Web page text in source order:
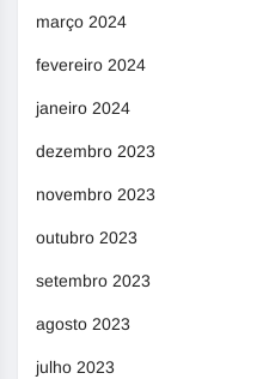
março 2024
fevereiro 2024
janeiro 2024
dezembro 2023
novembro 2023
outubro 2023
setembro 2023
agosto 2023
julho 2023